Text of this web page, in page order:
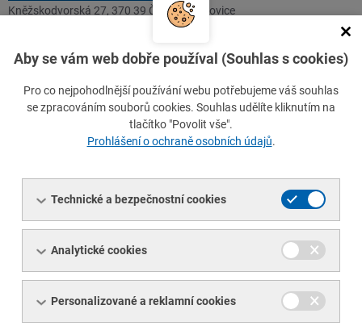
Kněžskodvorská 27, 370 39 České Budějovice
FERONA BRNO
Vídeňská 89, 656 72 Brno
tel.: 543 166 311
FERONA OLOMOUC
Plzeňská 18, 709 65 Ostrava
tel.: 596 696 611
Odeslání zprávy
Aby se vám web dobře používal (Souhlas s cookies)
Pro co nejpohodlnější používání webu potřebujeme váš souhlas
se zpracováním souborů cookies. Souhlas udělíte kliknutím na
tlačítko "Povolit vše".
Prohlášení o ochraně osobních údajů.
Technické a bezpečnostní cookies
Analytické cookies
Personalizované a reklamní cookies